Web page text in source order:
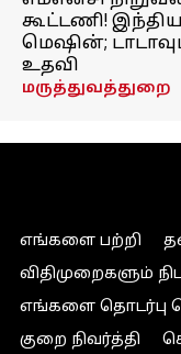
கூட்டணி!
மெஷின்;
உதவி
மருத்துவத்துறை
எங்களை பற்றி
விதிமுறைகளும்
எங்களை தொடர்பு
குறை நிவர்த்தி